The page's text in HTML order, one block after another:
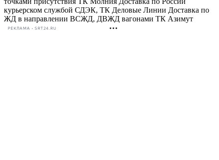
курьерском службой СДЭК, ТК Деловые Линии Доставка по
ЖД в направлении ВСЖД, ДВЖД вагонами ТК Азимут
РЕКЛАМА • SRT24.RU